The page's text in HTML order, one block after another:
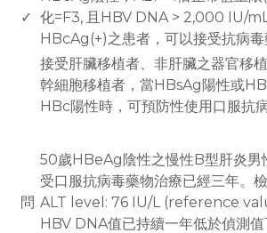
✓ 化=F3, 且HBV DNA > 2,000 IU/
HBcAg(+)之患者，可以接受抗病毒
接受肝臟移植者、非肝臟之器官移
幹細胞移植者，當HBsAg陽性或
HBc陽性時，可預防性使用口服抗
問
50歲HBeAg陰性之慢性B型肝炎男
受口服抗病毒藥物治療已經三年。
ALT level: 76 IU/L (reference
HBV DNA值已持續一年低於偵測